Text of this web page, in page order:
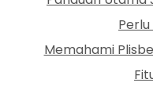
Memahami